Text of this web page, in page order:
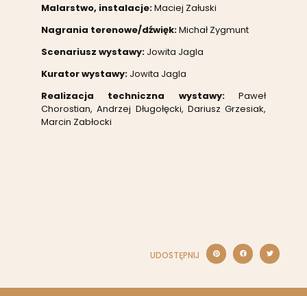
Malarstwo, instalacje:Maciej Załuski
Nagrania terenowe/dźwięk:Michał Zygmunt
Scenariusz wystawy: Jowita Jagla
Kurator wystawy: Jowita Jagla
Realizacja techniczna wystawy: Paweł
Chorostian, Andrzej Długołęcki, Dariusz Grzesiak,
Marcin Zabłocki
UDOSTĘPNIJ